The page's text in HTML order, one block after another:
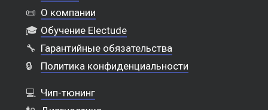
📜 О компании
🎓 Обучение Electude
🔧 Гарантийные обязательства
🔒
Политика конфиденциальности
💻 Чип-тюнинг